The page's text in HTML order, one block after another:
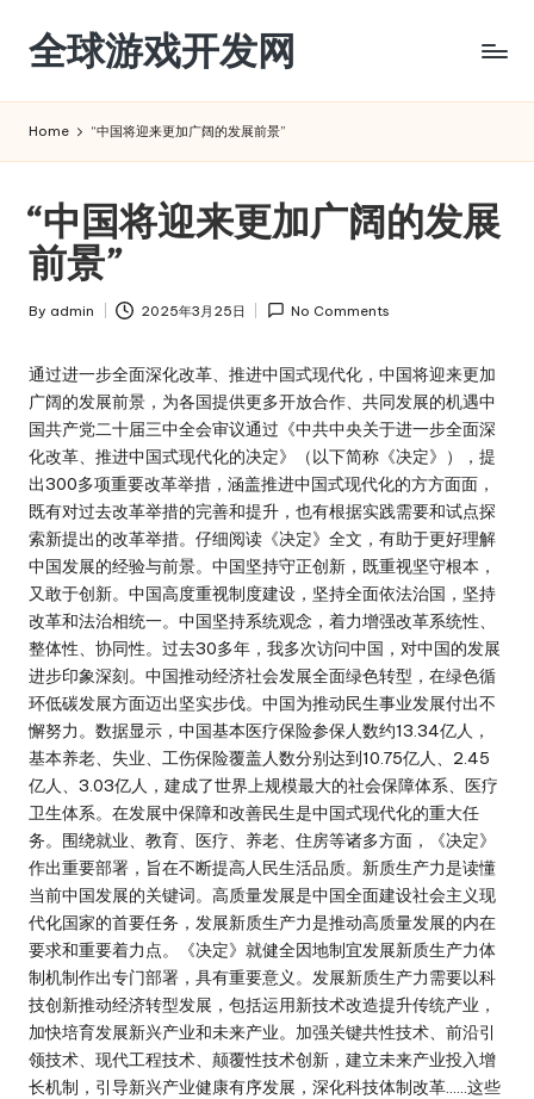
Skip
content
全球游戏开发网
Home “中国将迎来更加广阔的发展前景”
“中国将迎来更加广阔的发展
前景”
Posted
By admin 2025年3月25日 No Comments
通过进一步全面深化改革、推进中国式现代化，中国将迎来更加
广阔的发展前景，为各国提供更多开放合作、共同发展的机遇中
国共产党二十届三中全会审议通过《中共中央关于进一步全面深
化改革、推进中国式现代化的决定》（以下简称《决定》），提
出300多项重要改革举措，涵盖推进中国式现代化的方方面面，
既有对过去改革举措的完善和提升，也有根据实践需要和试点探
索新提出的改革举措。仔细阅读《决定》全文，有助于更好理解
中国发展的经验与前景。中国坚持守正创新，既重视坚守根本，
又敢于创新。中国高度重视制度建设，坚持全面依法治国，坚持
改革和法治相统一。中国坚持系统观念，着力增强改革系统性、
整体性、协同性。过去30多年，我多次访问中国，对中国的发展
进步印象深刻。中国推动经济社会发展全面绿色转型，在绿色循
环低碳发展方面迈出坚实步伐。中国为推动民生事业发展付出不
懈努力。数据显示，中国基本医疗保险参保人数约13.34亿人，
基本养老、失业、工伤保险覆盖人数分别达到10.75亿人、2.45
亿人、3.03亿人，建成了世界上规模最大的社会保障体系、医疗
卫生体系。在发展中保障和改善民生是中国式现代化的重大任
务。围绕就业、教育、医疗、养老、住房等诸多方面，《决定》
作出重要部署，旨在不断提高人民生活品质。新质生产力是读懂
当前中国发展的关键词。高质量发展是中国全面建设社会主义现
代化国家的首要任务，发展新质生产力是推动高质量发展的内在
要求和重要着力点。《决定》就健全因地制宜发展新质生产力体
制机制作出专门部署，具有重要意义。发展新质生产力需要以科
技创新推动经济转型发展，包括运用新技术改造提升传统产业，
加快培育发展新兴产业和未来产业。加强关键共性技术、前沿引
领技术、现代工程技术、颠覆性技术创新，建立未来产业投入增
长机制，引导新兴产业健康有序发展，深化科技体制改革……这些